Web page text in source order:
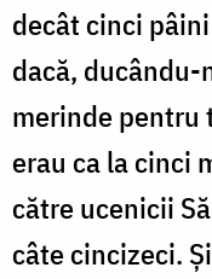
decât cinci
dacă, ducându-
merinde pentru
erau ca la cinci
către ucenicii
câte cincizeci.